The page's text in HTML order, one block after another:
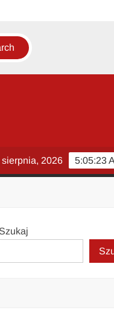
tytułów
5:05:24
sierpnia, 2026
Szukaj